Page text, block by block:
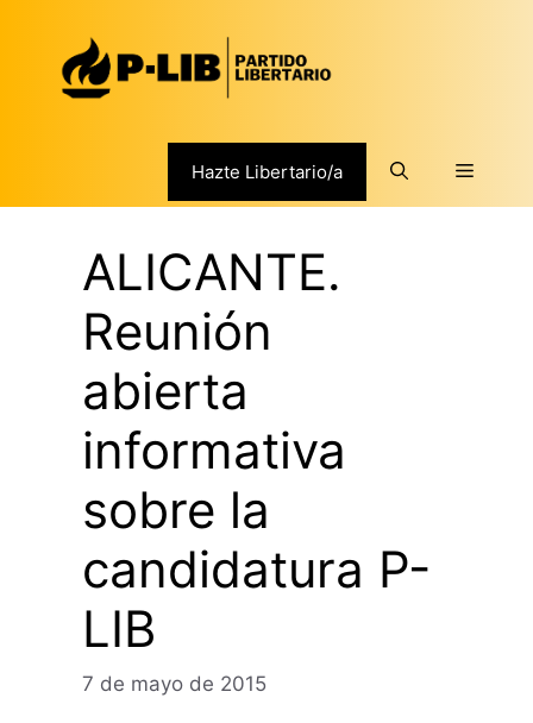
contenido
Hazte Libertario/a Menú
ALICANTE.
Reunión
abierta
informativa
sobre la
candidatura P-
LIB
7 de mayo de 2015